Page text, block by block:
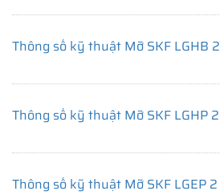
Thông số kỹ thuật Mỡ SKF LGHB 2
Thông số kỹ thuật Mỡ SKF LGHP 2
Thông số kỹ thuật Mỡ SKF LGEP 2